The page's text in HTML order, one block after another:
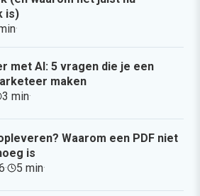
is)
·
met AI: 5 vragen die je een
maken
3 min·
Waarom een PDF niet
is
· 5 min·